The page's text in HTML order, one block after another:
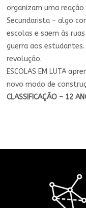
organizam uma
Secundarista – algo
escolas e saem às
guerra aos
revolução.
ESCOLAS EM LUTA
novo modo de
CLASSIFICAÇÃO – 12